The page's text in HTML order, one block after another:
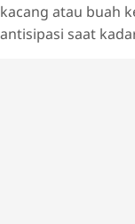
kacang atau buah
antisipasi saat